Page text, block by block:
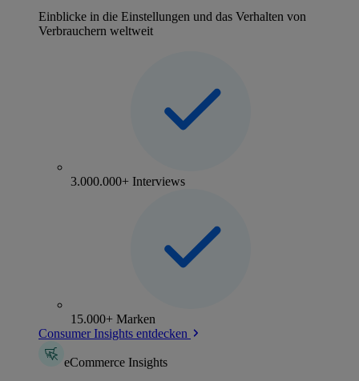
Einblicke in die Einstellungen und das Verhalten von
Verbrauchern weltweit
3.000.000+ Interviews
15.000+ Marken
Consumer Insights entdecken
eCommerce Insights